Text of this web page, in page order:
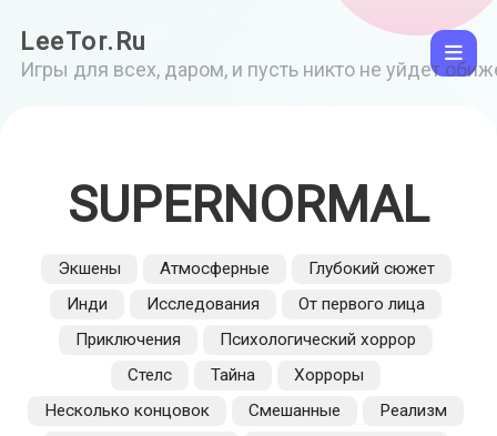
LeeTor.Ru
Игры для всех, даром, и пусть никто не уйдет
SUPERNORMAL
Экшены Атмосферные
Глубокий сюжет
Инди
Исследования
От первого лица
Приключения
Психологический хоррор
Стелс
Тайна
Хорроры
Несколько концовок
Смешанные
Реализм